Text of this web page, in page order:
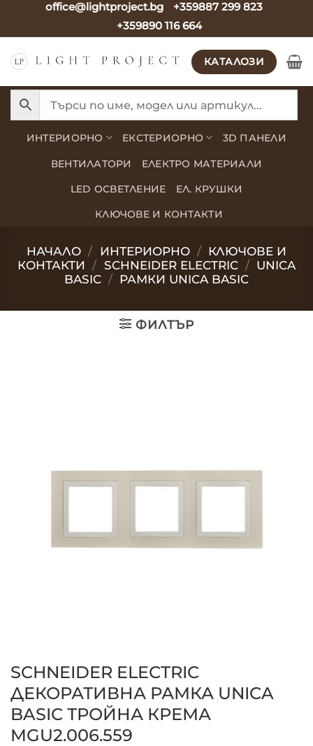
office@lightproject.bg
+359887 299 823
+359890 116 664
КАТАЛОЗИ
ИНТЕРИОРНО ЕКСТЕРИОРНО 3D ПАНЕЛИ
ВЕНТИЛАТОРИ ЕЛЕКТРО МАТЕРИАЛИ
LED ОСВЕТЛЕНИЕ ЕЛ. КРУШКИ
КЛЮЧОВЕ И КОНТАКТИ
НАЧАЛО / ИНТЕРИОРНО / КЛЮЧОВЕ И
КОНТАКТИ / SCHNEIDER ELECTRIC / UNICA
BASIC / РАМКИ UNICA BASIC
ФИЛТЪР
SCHNEIDER ELECTRIC
ДЕКОРАТИВНА РАМКА UNICA
BASIC ТРОЙНА КРЕМА
MGU2.006.559